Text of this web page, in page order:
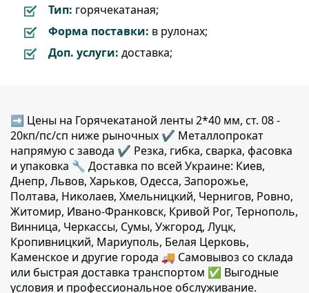
Тип: горячекатаная;
Форма поставки: в рулонах;
Доп. услуги: доставка;
➡ Цены на Горячекатаной ленты 2*40 мм, ст. 08 -
20кп/пс/сп ниже рыночных ✔️ Металлопрокат
напрямую с завода ✔️ Резка, гибка, сварка, фасовка
и упаковка 🔧 Доставка по всей Украине: Киев,
Днепр, Львов, Харьков, Одесса, Запорожье,
Полтава, Николаев, Хмельницкий, Чернигов, Ровно,
Житомир, Ивано-Франковск, Кривой Рог, Тернополь,
Винница, Черкассы, Сумы, Ужгород, Луцк,
Кропивницкий, Мариуполь, Белая Церковь,
Каменское и другие города 🚚 Самовывоз со склада
или быстрая доставка транспортом ✅ Выгодные
условия и профессиональное обслуживание.